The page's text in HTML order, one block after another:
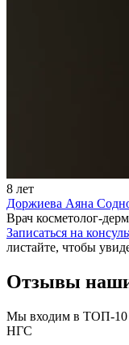
8 лет
Доржиева Аяна
Врач косметолог-
Записаться на
листайте, чтобы
Отзывы
Мы входим в ТОП-10
НГС